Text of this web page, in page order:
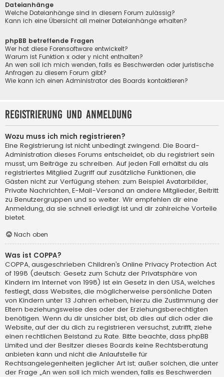
Dateianhänge
Welche Dateianhänge sind in diesem Forum zulässig?
Kann ich eine Übersicht all meiner Dateianhänge erhalten?
phpBB betreffende Fragen
Wer hat diese Forensoftware entwickelt?
Warum ist Funktion x oder y nicht enthalten?
An wen soll ich mich wenden, falls es Beschwerden oder juristische
Anfragen zu diesem Forum gibt?
Wie kann ich einen Administrator des Boards kontaktieren?
Registrierung und Anmeldung
Wozu muss ich mich registrieren?
Eine Registrierung ist nicht unbedingt zwingend. Die Board-
Administration dieses Forums entscheidet, ob du registriert sein
musst, um Beiträge zu schreiben. Auf jeden Fall erhältst du als
registriertes Mitglied Zugriff auf zusätzliche Funktionen, die
Gästen nicht zur Verfügung stehen: zum Beispiel Avatarbilder,
Private Nachrichten, E-Mail-Versand an andere Mitglieder, Beitritt
zu Benutzergruppen und so weiter. Wir empfehlen dir eine
Anmeldung, da sie schnell erledigt ist und dir zahlreiche Vorteile
bietet.
Nach oben
Was ist COPPA?
COPPA, ausgeschrieben Children’s Online Privacy Protection Act
of 1998 (deutsch: Gesetz zum Schutz der Privatsphäre von
Kindern im Internet von 1998) ist ein Gesetz in den USA, welches
festlegt, dass Websites, die möglicherweise persönliche Daten
von Kindern unter 13 Jahren erheben, hierzu die Zustimmung der
Eltern beziehungsweise des oder der Erziehungsberechtigten
benötigen. Wenn du dir unsicher bist, ob dies auf dich oder die
Website, auf der du dich zu registrieren versuchst, zutrifft, ziehe
einen rechtlichen Beistand zu Rate. Bitte beachte, dass phpBB
Limited und der Besitzer dieses Boards keine Rechtsberatung
anbieten kann und nicht die Anlaufstelle für
Rechtsangelegenheiten jeglicher Art ist; außer solchen, die unter
der Frage „An wen soll ich mich wenden, falls es Beschwerden